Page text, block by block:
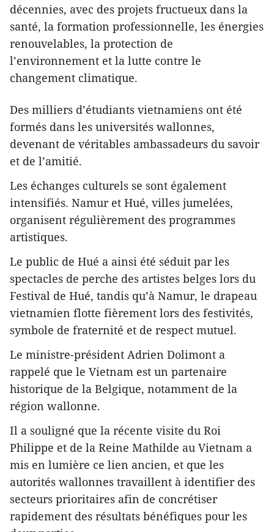
décennies, avec des projets fructueux dans la
santé, la formation professionnelle, les énergies
renouvelables, la protection de
l’environnement et la lutte contre le
changement climatique.
Des milliers d’étudiants vietnamiens ont été
formés dans les universités wallonnes,
devenant de véritables ambassadeurs du savoir
et de l’amitié.
Les échanges culturels se sont également
intensifiés. Namur et Hué, villes jumelées,
organisent régulièrement des programmes
artistiques.
Le public de Hué a ainsi été séduit par les
spectacles de perche des artistes belges lors du
Festival de Hué, tandis qu’à Namur, le drapeau
vietnamien flotte fièrement lors des festivités,
symbole de fraternité et de respect mutuel.
Le ministre-président Adrien Dolimont a
rappelé que le Vietnam est un partenaire
historique de la Belgique, notamment de la
région wallonne.
Il a souligné que la récente visite du Roi
Philippe et de la Reine Mathilde au Vietnam a
mis en lumière ce lien ancien, et que les
autorités wallonnes travaillent à identifier des
secteurs prioritaires afin de concrétiser
rapidement des résultats bénéfiques pour les